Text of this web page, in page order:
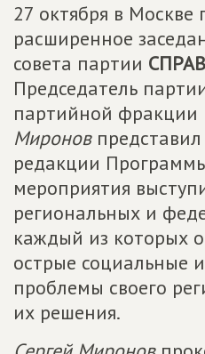
27 октября в Москве
расширенное
совета партии
Председатель
партийной фракции
Миронов
редакции
мероприятия
региональных и
каждый из которых
острые социальные
проблемы своего
их решения.